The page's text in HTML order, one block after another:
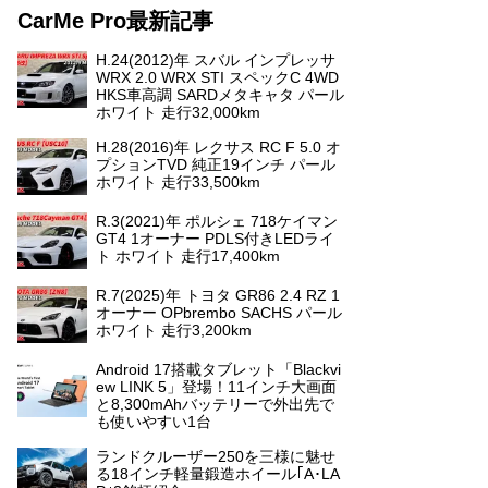
CarMe Pro最新記事
H.24(2012)年 スバル インプレッサ
WRX 2.0 WRX STI スペックC 4WD
HKS車高調 SARDメタキャタ パール
ホワイト 走行32,000km
H.28(2016)年 レクサス RC F 5.0 オ
プションTVD 純正19インチ パール
ホワイト 走行33,500km
R.3(2021)年 ポルシェ 718ケイマン
GT4 1オーナー PDLS付きLEDライ
ト ホワイト 走行17,400km
R.7(2025)年 トヨタ GR86 2.4 RZ 1
オーナー OPbrembo SACHS パール
ホワイト 走行3,200km
Android 17搭載タブレット「Blackvi
ew LINK 5」登場！11インチ大画面
と8,300mAhバッテリーで外出先で
も使いやすい1台
ランドクルーザー250を三様に魅せ
る18インチ軽量鍛造ホイール｢A･LA